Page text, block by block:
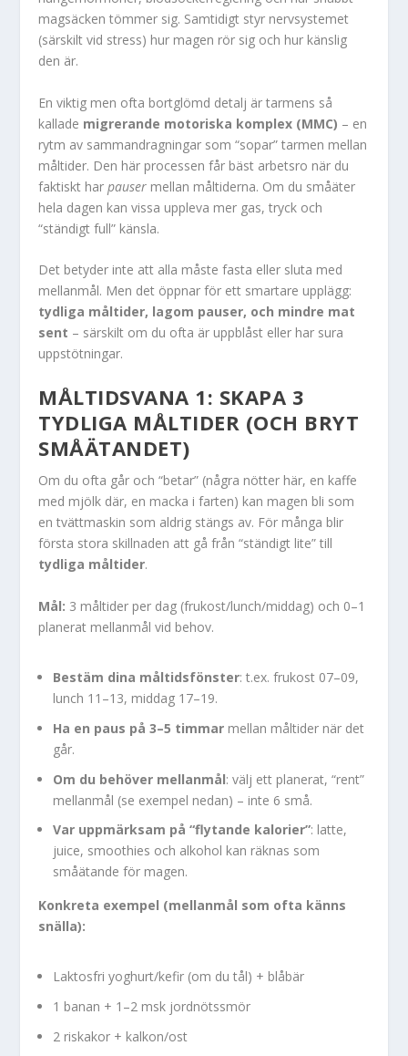
magsäcken tömmer sig. Samtidigt styr nervsystemet
(särskilt vid stress) hur magen rör sig och hur känslig
den är.
En viktig men ofta bortglömd detalj är tarmens så
kallade migrerande motoriska komplex (MMC) – en
rytm av sammandragningar som “sopar” tarmen mellan
måltider. Den här processen får bäst arbetsro när du
faktiskt harpauser mellan måltiderna. Om du småäter
hela dagen kan vissa uppleva mer gas, tryck och
“ständigt full” känsla.
Det betyder inte att alla måste fasta eller sluta med
mellanmål. Men det öppnar för ett smartare upplägg:
tydliga måltider, lagom pauser, och mindre mat
sent – särskilt om du ofta är uppblåst eller har sura
uppstötningar.
MÅLTIDSVANA 1: SKAPA 3
TYDLIGA MÅLTIDER (OCH BRYT
SMÅÄTANDET)
Om du ofta går och “betar” (några nötter här, en kaffe
med mjölk där, en macka i farten) kan magen bli som
en tvättmaskin som aldrig stängs av. För många blir
första stora skillnaden att gå från “ständigt lite” till
tydliga måltider.
Mål: 3 måltider per dag (frukost/lunch/middag) och 0–1
planerat mellanmål vid behov.
Bestäm dina måltidsfönster: t.ex. frukost 07–09,
lunch 11–13, middag 17–19.
Ha en paus på 3–5 timmar mellan måltider när det
går.
Om du behöver mellanmål: välj ett planerat, “rent”
mellanmål (se exempel nedan) – inte 6 små.
Var uppmärksam på “flytande kalorier”: latte,
juice, smoothies och alkohol kan räknas som
småätande för magen.
Konkreta exempel (mellanmål som ofta känns
snälla):
Laktosfri yoghurt/kefir (om du tål) + blåbär
1 banan + 1–2 msk jordnötssmör
2 riskakor + kalkon/ost